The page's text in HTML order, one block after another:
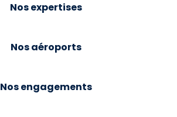
Nos expertises
Nos aéroports
Nos engagements